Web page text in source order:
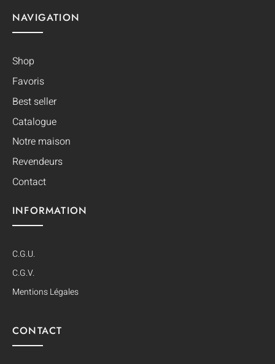
NAVIGATION
Shop
Favoris
Best seller
Catalogue
Notre maison
Revendeurs
Contact
INFORMATION
C.G.U.
C.G.V.
Mentions Légales
CONTACT